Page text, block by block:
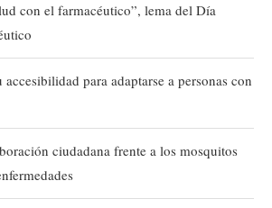
con el farmacéutico”, lema del Día
para adaptarse a personas con
ciudadana frente a los mosquitos